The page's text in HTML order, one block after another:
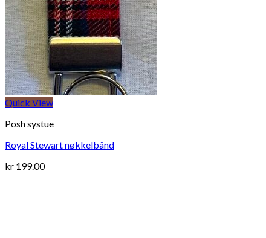
Quick View
Posh systue
Royal Stewart nøkkelbånd
kr 199.00